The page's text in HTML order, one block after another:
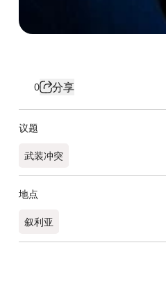
0 分享
议题
武装冲突
地点
叙利亚